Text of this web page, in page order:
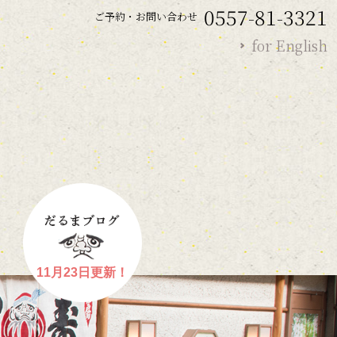
ご予約・お問い合わせ 0557-81-3321
for English
11月23日更新！